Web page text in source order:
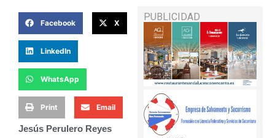
Facebook X
LinkedIn
WhatsApp
Print Email
Jesús Perulero Reyes
PUBLICIDAD